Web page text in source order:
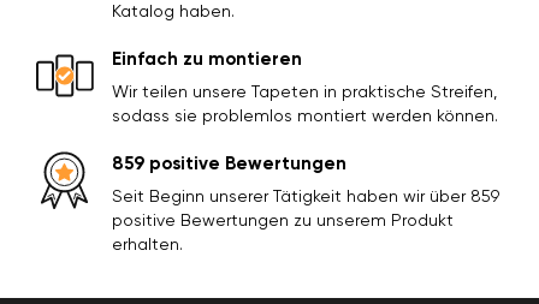
Katalog haben.
Einfach zu montieren
Wir teilen unsere Tapeten in praktische Streifen,
sodass sie problemlos montiert werden können.
859 positive Bewertungen
Seit Beginn unserer Tätigkeit haben wir über 859
positive Bewertungen zu unserem Produkt
erhalten.